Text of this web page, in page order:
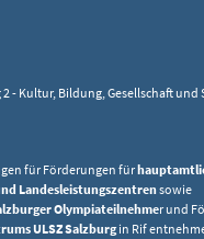
- Kultur, Bildung, Gesellschaft und
für Förderungen für
Landesleistungszentrensowie
Olympiateilnehmer und
ULSZ Salzburgin Rif